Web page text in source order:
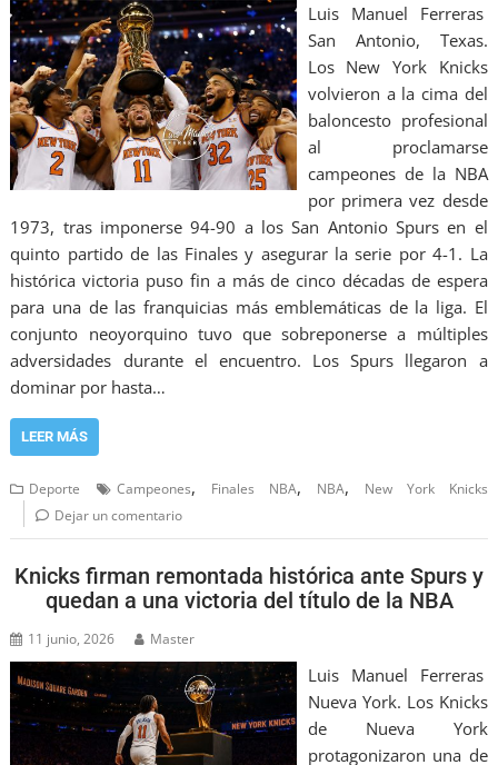
Luis Manuel Ferreras
San Antonio, Texas.
Los New York Knicks
volvieron a la cima del
baloncesto profesional
al proclamarse
campeones de la NBA
por primera vez desde
1973, tras imponerse 94-90 a los San Antonio Spurs en el
quinto partido de las Finales y asegurar la serie por 4-1. La
histórica victoria puso fin a más de cinco décadas de espera
para una de las franquicias más emblemáticas de la liga. El
conjunto neoyorquino tuvo que sobreponerse a múltiples
adversidades durante el encuentro. Los Spurs llegaron a
dominar por hasta…
LEER MÁS
Deporte Campeones, Finales NBA, NBA,
New York Knicks
Dejar un comentario
Knicks firman remontada histórica ante Spurs y
quedan a una victoria del título de la NBA
11 junio, 2026 Master
Luis Manuel Ferreras
Nueva York. Los Knicks
de Nueva York
protagonizaron una de